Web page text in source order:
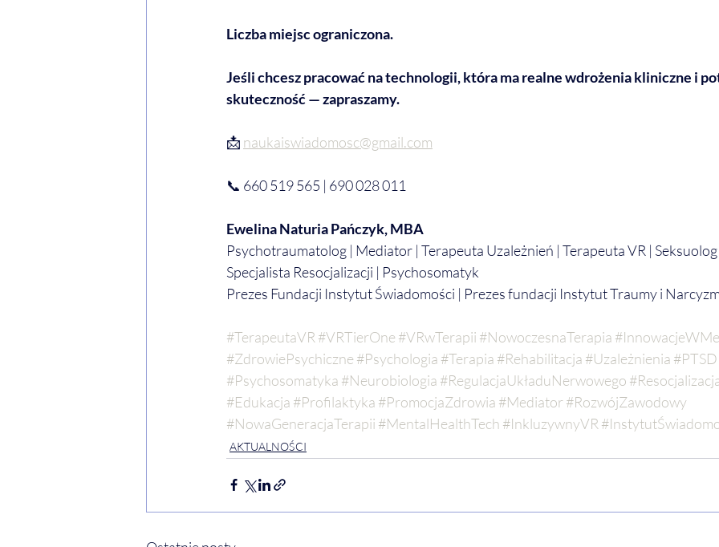
Liczba miejsc ograniczona.
Jeśli chcesz pracować na technologii, która ma realne wdrożenia kliniczne i
skuteczność — zapraszamy.
📩 naukaiswiadomosc@gmail.com
📞 660 519 565 | 690 028 011
Ewelina Naturia Pańczyk, MBA
Psychotraumatolog | Mediator | Terapeuta Uzależnień | Terapeuta VR |
Specjalista Resocjalizacji | Psychosomatyk
Prezes Fundacji Instytut Świadomości | Prezes fundacji Instytut Traumy i
#TerapeutaVR #VRTierOne #VRwTerapii #NowoczesnaTerapia
#ZdrowiePsychiczne #Psychologia #Terapia #Rehabilitacja #Uzależnienia #PTSD
#Psychosomatyka #Neurobiologia #RegulacjaUkładuNerwowego
#Edukacja #Profilaktyka #PromocjaZdrowia #Mediator#RozwójZawodowy
#NowaGeneracjaTerapii #MentalHealthTech #InkluzywnyVR
AKTUALNOŚCI